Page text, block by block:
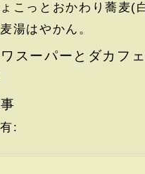
こっとおかわり蕎麦(
湯はやかん。
スーパーとダカフ
: